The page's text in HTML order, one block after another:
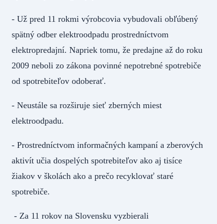
- Už pred 11 rokmi výrobcovia vybudovali obľúbený
spätný odber elektroodpadu prostredníctvom
elektropredajní. Napriek tomu, že predajne až do roku
2009 neboli zo zákona povinné nepotrebné spotrebiče
od spotrebiteľov odoberať.
- Neustále sa rozširuje sieť zberných miest
elektroodpadu.
- Prostredníctvom informačných kampaní a zberových
aktivít učia dospelých spotrebiteľov ako aj tisíce
žiakov v školách ako a prečo recyklovať staré
spotrebiče.
- Za 11 rokov na Slovensku vyzbierali